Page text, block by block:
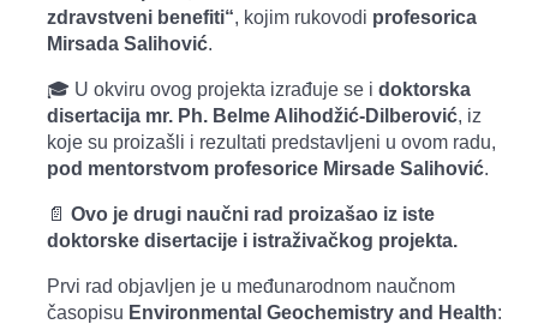
zdravstveni benefiti“, kojim rukovodi profesorica
Mirsada Salihović.
🎓 U okviru ovog projekta izrađuje se i doktorska
disertacija mr. Ph. Belme Alihodžić-Dilberović, iz
koje su proizašli i rezultati predstavljeni u ovom radu,
pod mentorstvom profesorice Mirsade Salihović.
📄 Ovo je drugi naučni rad proizašao iz iste
doktorske disertacije i istraživačkog projekta.
Prvi rad objavljen je u međunarodnom naučnom
časopisu Environmental Geochemistry and Health: